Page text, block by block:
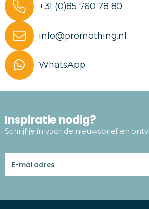
+31 (0)85 760 78 80
info@promothing.nl
WhatsApp
Inspiratie nodig?
Schrijf je in voor de nieuwsbrief en